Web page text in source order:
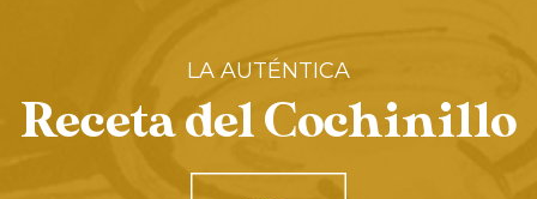
LA AUTÉNTICA
Receta del Cochinillo